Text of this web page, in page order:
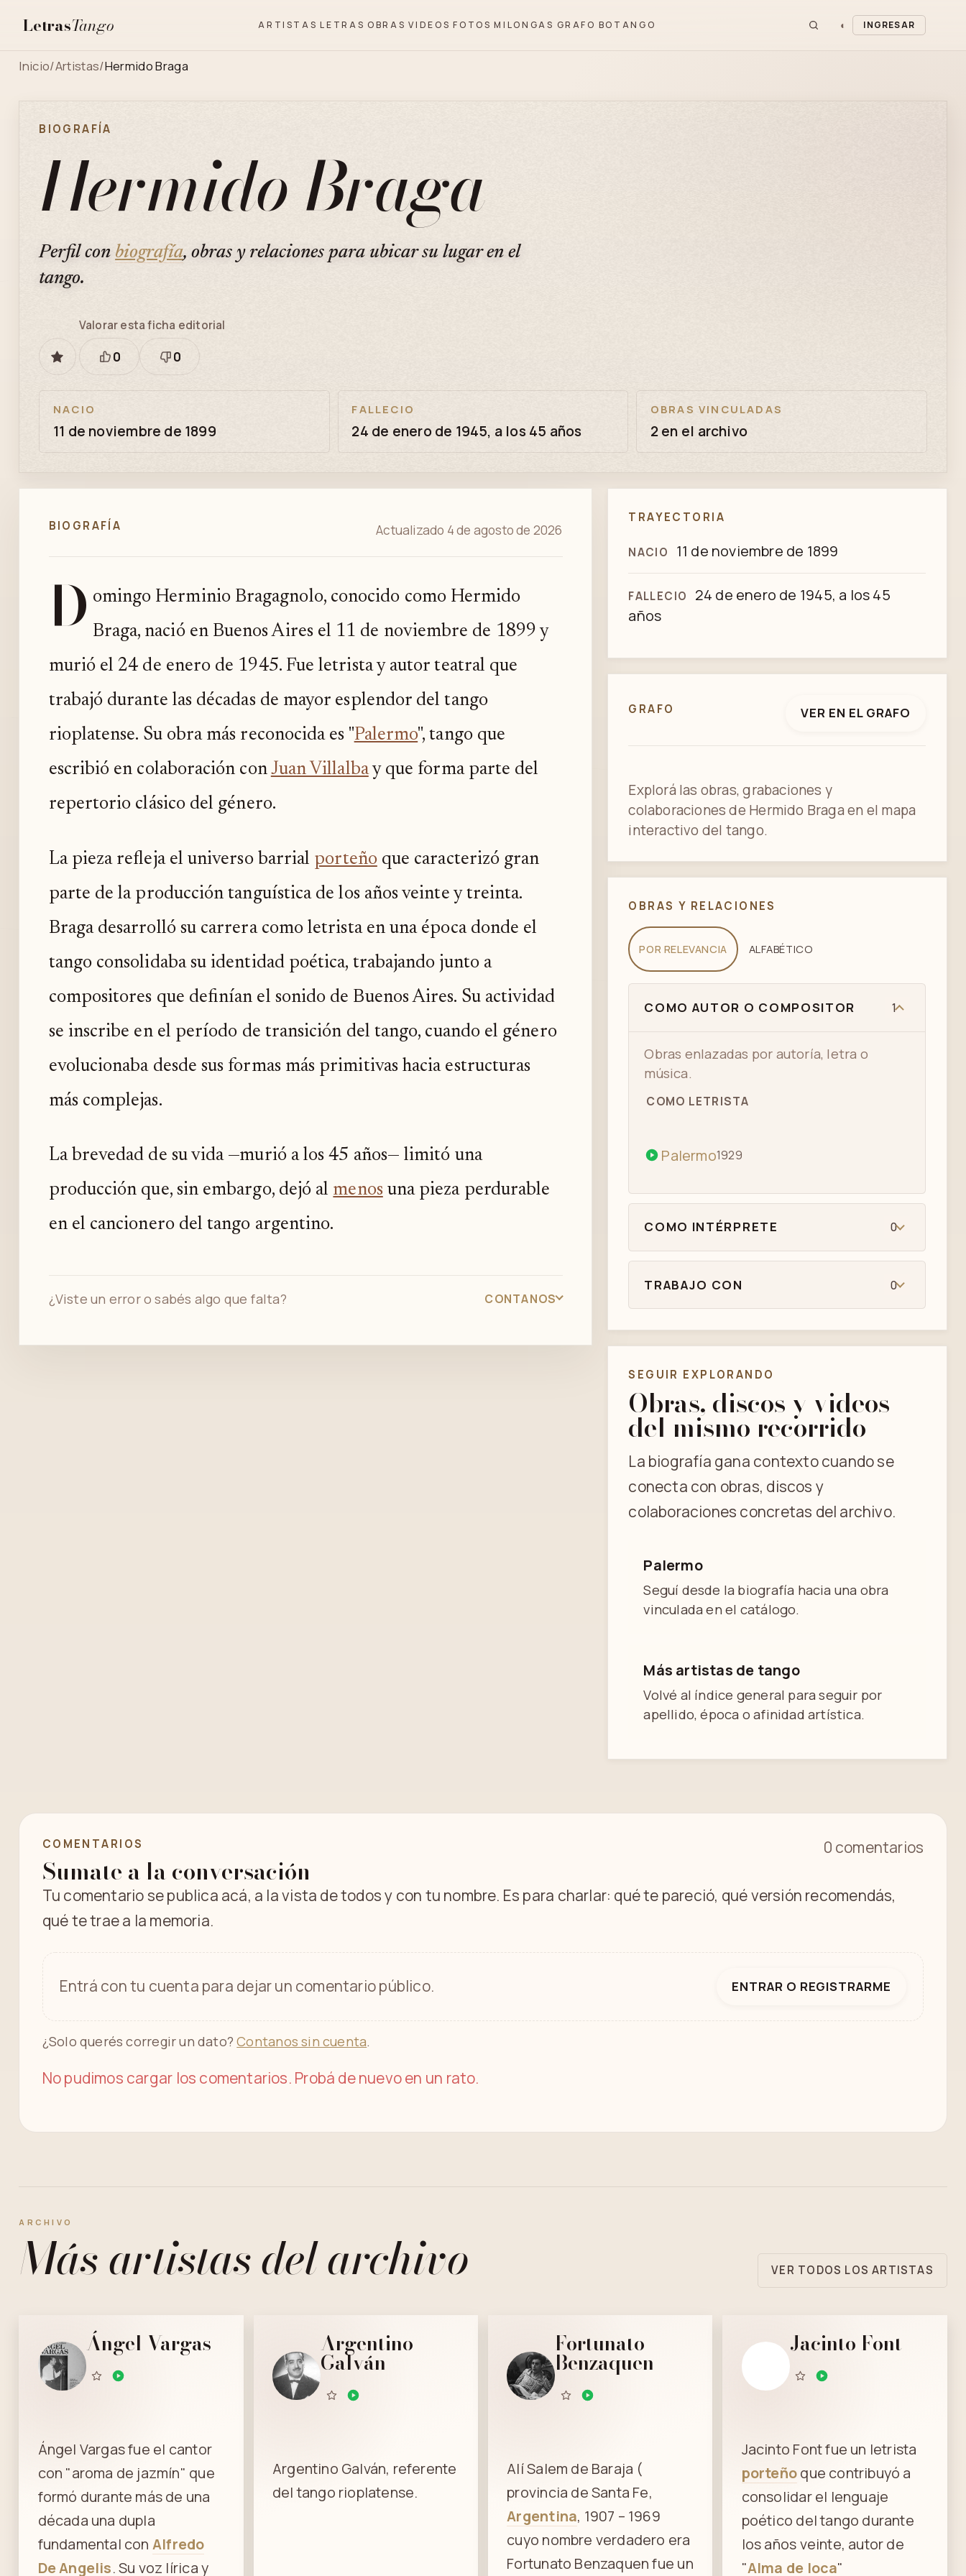
LetrasTango ARTISTAS LETRAS OBRAS VIDEOS FOTOS MILONGAS GRAFO BOTANGO ◐ INGRESAR
Inicio/Artistas/Hermido Braga
BIOGRAFÍA
Hermido Braga
Perfil con biografía, obras y relaciones para ubicar su lugar en el
tango.
GUARDAR
Valorar esta ficha editorial
Está
0
Necesita
0
NACIO
11 de noviembre de 1899
FALLECIO
24 de enero de 1945, a los 45 años
OBRAS VINCULADAS
2 en el archivo
BIOGRAFÍA Actualizado 4 de agosto de 2026
D omingo Herminio Bragagnolo, conocido como Hermido
Braga, nació en Buenos Aires el 11 de noviembre de 1899 y
murió el 24 de enero de 1945. Fue letrista y autor teatral que
trabajó durante las décadas de mayor esplendor del tango
rioplatense. Su obra más reconocida es "Palermo", tango que
escribió en colaboración conJuan Villalbay que forma parte del
repertorio clásico del género.
La pieza refleja el universo barrial porteñoque caracterizó gran
parte de la producción tanguística de los años veinte y treinta.
Braga desarrolló su carrera como letrista en una época donde el
tango consolidaba su identidad poética, trabajando junto a
compositores que definían el sonido de Buenos Aires. Su actividad
se inscribe en el período de transición del tango, cuando el género
evolucionaba desde sus formas más primitivas hacia estructuras
más complejas.
La brevedad de su vida —murió a los 45 años— limitó una
producción que, sin embargo, dejó al menosuna pieza perdurable
en el cancionero del tango argentino.
¿Viste un error o sabés algo que falta? CONTANOS
TRAYECTORIA
NACIO 11 de noviembre de 1899
FALLECIO
24 de enero de 1945, a los 45
años
GRAFO VER EN EL GRAFO
Explorá las obras, grabaciones y
colaboraciones de Hermido Braga en el mapa
interactivo del tango.
OBRAS Y RELACIONES
POR RELEVANCIA ALFABÉTICO
COMO AUTOR O COMPOSITOR 1
Obras enlazadas por autoría, letra o
música.
COMO LETRISTA
Palermo1929
COMO INTÉRPRETE 0
TRABAJO CON 0
SEGUIR EXPLORANDO
Obras, discos y videos
del mismo recorrido
La biografía gana contexto cuando se
conecta con obras, discos y
colaboraciones concretas del archivo.
Palermo
Seguí desde la biografía hacia una obra
vinculada en el catálogo.
Más artistas de tango
Volvé al índice general para seguir por
apellido, época o afinidad artística.
COMENTARIOS
Sumate a la conversación
0 comentarios
Tu comentario se publica acá, a la vista de todos y con tu nombre. Es para charlar: qué te pareció, qué versión recomendás,
qué te trae a la memoria.
Entrá con tu cuenta para dejar un comentario público. ENTRAR O REGISTRARME
¿Solo querés corregir un dato?Contanos sin cuenta.
No pudimos cargar los comentarios. Probá de nuevo en un rato.
ARCHIVO
Más artistas del archivo VER TODOS LOS ARTISTAS
Ángel Vargas
Ángel Vargas fue el cantor
con "aroma de jazmín" que
formó durante más de una
década una dupla
fundamental con Alfredo
De Angelis. Su voz lírica y
Argentino
Galván
Argentino Galván, referente
del tango rioplatense.
Fortunato
Benzaquen
Alí Salem de Baraja (
provincia de Santa Fe,
Argentina, 1907 – 1969
cuyo nombre verdadero era
Fortunato Benzaquen fue un
Jacinto Font
Jacinto Font fue un letrista
porteñoque contribuyó a
consolidar el lenguaje
poético del tango durante
los años veinte, autor de
"Alma de loca"